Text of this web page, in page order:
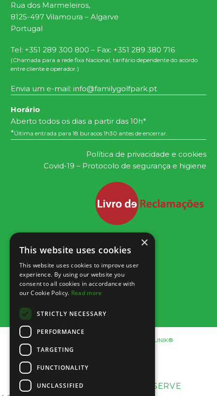
Rua dos Marmeleiros,
8125-497 Vilamoura – Algarve
Portugal
Tel: +351 289 300 800 – Fax: +351 289 380 716
(Chamada para a rede fixa Nacional, tarifário dependente do acordo
entre cliente e operador.)
Envia um e-mail:info@familygolfpark.pt
Horário
Aberto todos os dias a partir das 10h*
*Última entrada para 18 buracos 1h30 antes de encerrar.
Política de privacidade e cookies
Covid-19 – Protocolo de segurança e higiene
© 2019 Family Golf Park. Design by YOUNIK®
RESERVE AGORA
RESERVE
×
This website uses cookies
This website uses cookies to improve user
experience. By using our website you
consent to all cookies in accordance with
our Cookie Policy. Read more
STRICTLY NECESSARY
PERFORMANCE
TARGETING
FUNCTIONALITY
UNCLASSIFIED